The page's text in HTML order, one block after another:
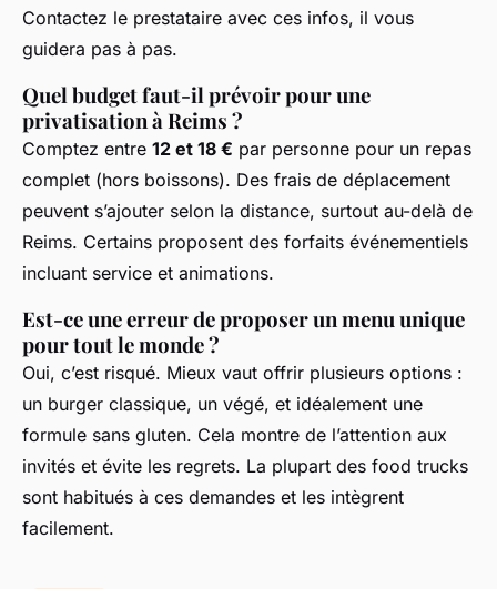
Contactez le prestataire avec ces infos, il vous
guidera pas à pas.
Quel budget faut-il prévoir pour une
privatisation à Reims ?
Comptez entre 12 et 18 € par personne pour un repas
complet (hors boissons). Des frais de déplacement
peuvent s’ajouter selon la distance, surtout au-delà de
Reims. Certains proposent des forfaits événementiels
incluant service et animations.
Est-ce une erreur de proposer un menu unique
pour tout le monde ?
Oui, c’est risqué. Mieux vaut offrir plusieurs options :
un burger classique, un végé, et idéalement une
formule sans gluten. Cela montre de l’attention aux
invités et évite les regrets. La plupart des food trucks
sont habitués à ces demandes et les intègrent
facilement.